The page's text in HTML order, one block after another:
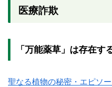
医療詐欺
「万能薬草」は存在す
聖なる植物の秘密・エピソー